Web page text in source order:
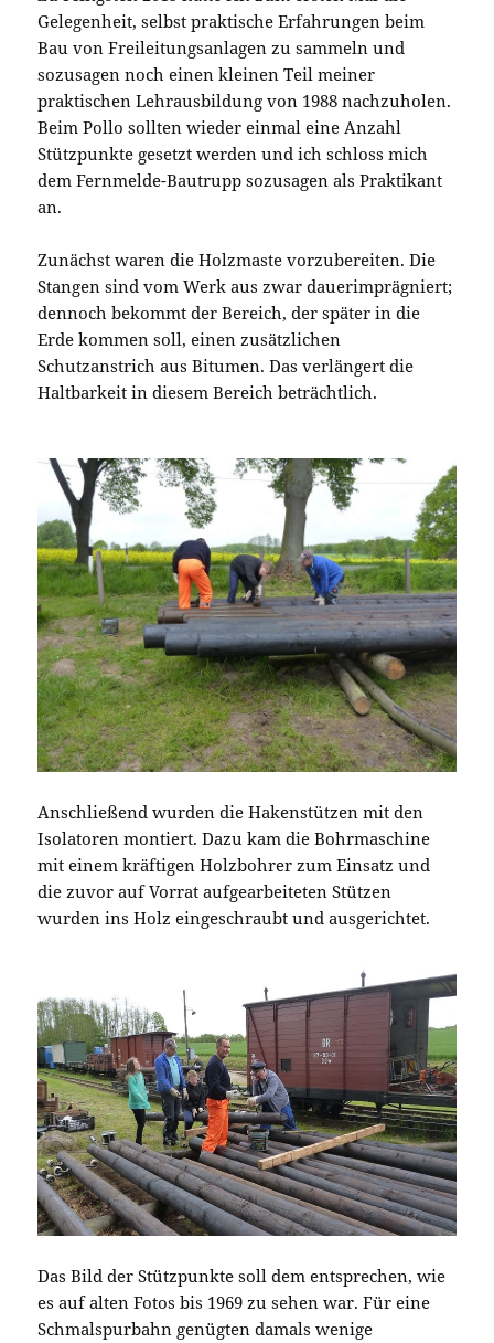
Gelegenheit, selbst praktische Erfahrungen beim
Bau von Freileitungsanlagen zu sammeln und
sozusagen noch einen kleinen Teil meiner
praktischen Lehrausbildung von 1988 nachzuholen.
Beim Pollo sollten wieder einmal eine Anzahl
Stützpunkte gesetzt werden und ich schloss mich
dem Fernmelde-Bautrupp sozusagen als Praktikant
an.
Zunächst waren die Holzmaste vorzubereiten. Die
Stangen sind vom Werk aus zwar dauerimprägniert;
dennoch bekommt der Bereich, der später in die
Erde kommen soll, einen zusätzlichen
Schutzanstrich aus Bitumen. Das verlängert die
Haltbarkeit in diesem Bereich beträchtlich.
Anschließend wurden die Hakenstützen mit den
Isolatoren montiert. Dazu kam die Bohrmaschine
mit einem kräftigen Holzbohrer zum Einsatz und
die zuvor auf Vorrat aufgearbeiteten Stützen
wurden ins Holz eingeschraubt und ausgerichtet.
Das Bild der Stützpunkte soll dem entsprechen, wie
es auf alten Fotos bis 1969 zu sehen war. Für eine
Schmalspurbahn genügten damals wenige